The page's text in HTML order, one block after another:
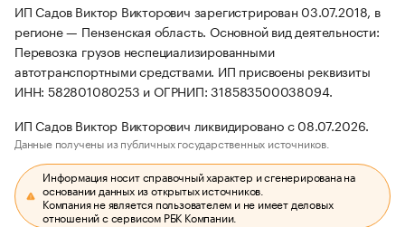
ИП Садов Виктор Викторович зарегистрирован 03.07.2018, в
регионе — Пензенская область. Основной вид деятельности:
Перевозка грузов неспециализированными
автотранспортными средствами. ИП присвоены реквизиты
ИНН: 582801080253 и ОГРНИП: 318583500038094.
ИП Садов Виктор Викторович ликвидировано с 08.07.2026.
Данные получены из публичных государственных источников.
Информация носит справочный характер и сгенерирована на
основании данных из открытых источников.
Компания не является пользователем и не имеет деловых
отношений с сервисом РБК Компании.